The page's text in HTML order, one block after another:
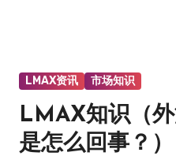
LMAX资讯 市场知识
LMAX知识（
是怎么回事？）